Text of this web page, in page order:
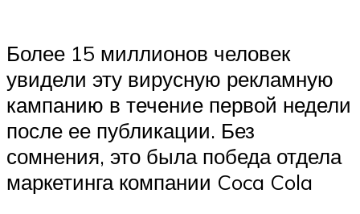
Более 15 миллионов человек
увидели эту вирусную рекламную
кампанию в течение первой недели
после ее публикации. Без
сомнения, это была победа отдела
маркетинга компании Coca Cola